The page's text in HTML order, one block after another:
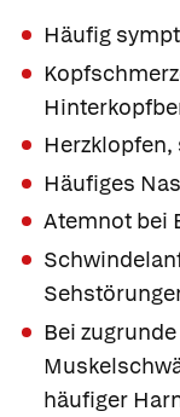
Häufig
Häufiges
Atemnot bei
Bei
häufiger